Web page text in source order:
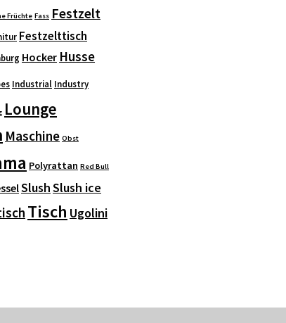
Früchte Fass Festzelt
Festzelttisch
Hocker Husse
Industrial Industry
Lounge
Maschine Obst
Polyrattan Red Bull
SlushSlush ice
Tisch Ugolini